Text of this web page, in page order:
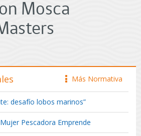
Mosca
icono
Más Normativa
desafío lobos marinos”
Pescadora Emprende